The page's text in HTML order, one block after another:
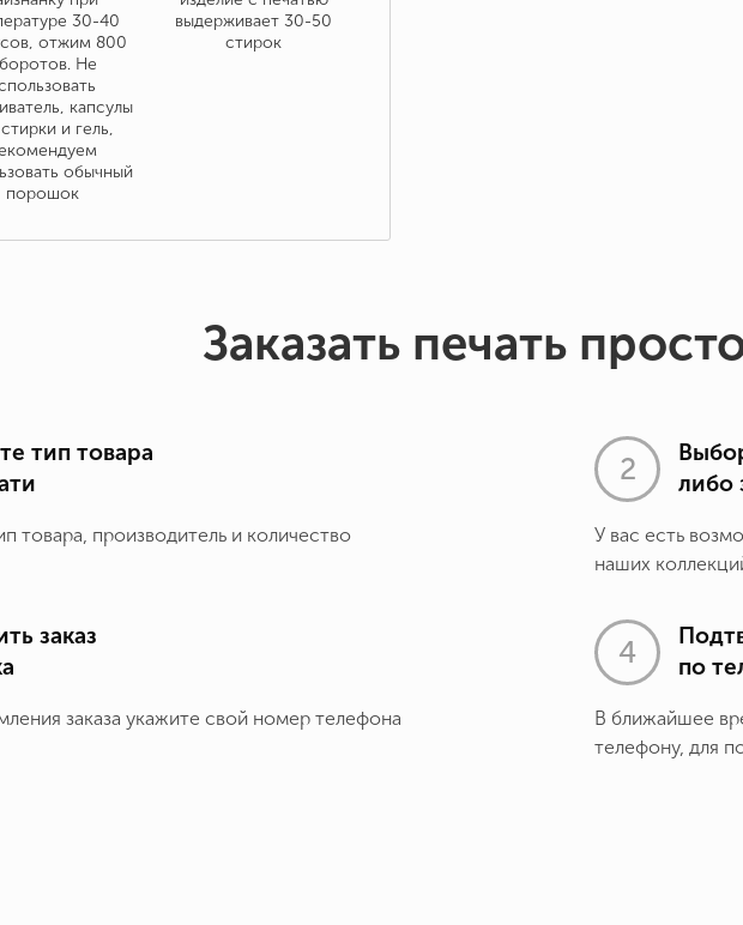
30-40
отжим 800
Не
капсулы
и гель,
обычный
порошок
выдерживает 30-50
стирок
Заказать печать
тип товара
товара, производитель и количество
либо
У вас есть
наших
заказ
заказа укажите свой номер телефона
по
В ближайшее
телефону, для